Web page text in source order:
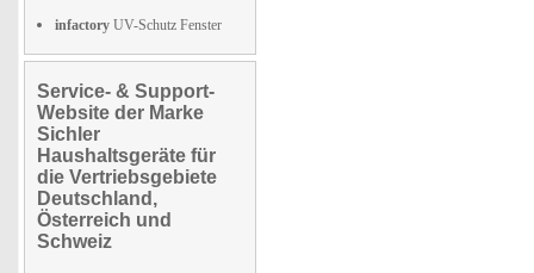
infactory UV-Schutz Fenster
Service- & Support-
Website der Marke
Sichler
Haushaltsgeräte für
die Vertriebsgebiete
Deutschland,
Österreich und
Schweiz